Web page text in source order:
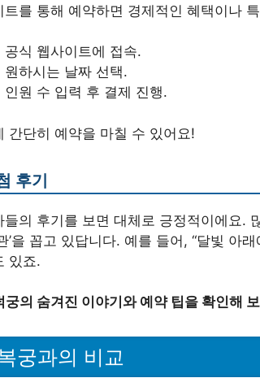
트를 통해 예약하면 경제적인 혜택이나
공식 웹사이트에 접속.
원하시는 날짜 선택.
인원 수 입력 후 결제 진행.
간단히 예약을 마칠 수 있어요!
후기
들의 후기를 보면 대체로 긍정적이에요.
’을 꼽고 있답니다. 예를 들어, “달빛 아
있죠.
궁의 숨겨진 이야기와 예약 팁을 확인해
궁과의 비교